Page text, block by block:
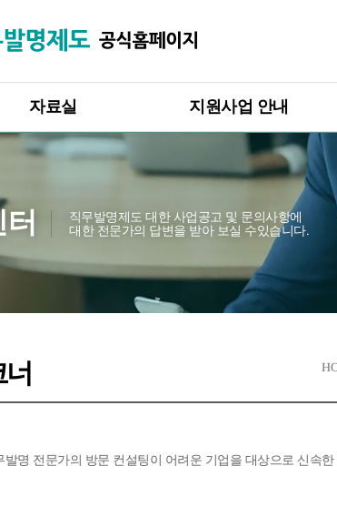
자료실
직무발명제도 영상자료
직무발명제도 자료
직무발명 보상규정 표준모델
국내 · 해외 사례 및 판례
지원사업 안내
직무발명보상 우수기업 인증제
직무발명제도 컨설팅 프로그램
직무발명제도 설명회
인증유효기업
직무발명제도 대한 사업공고 및 문의사항에
대한 전문가의 답변을 받아 보실 수있습니다.
명 전문가의 방문 컨설팅이 어려운 기업을 대상으로 신속